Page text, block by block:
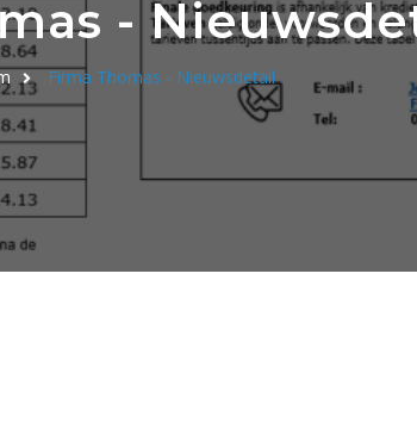
-
Firma Thomas - Nieuwsdetail